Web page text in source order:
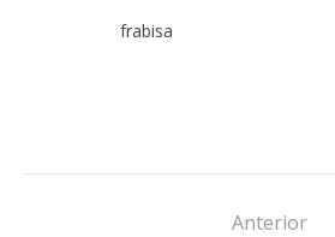
frabisa
Anterior